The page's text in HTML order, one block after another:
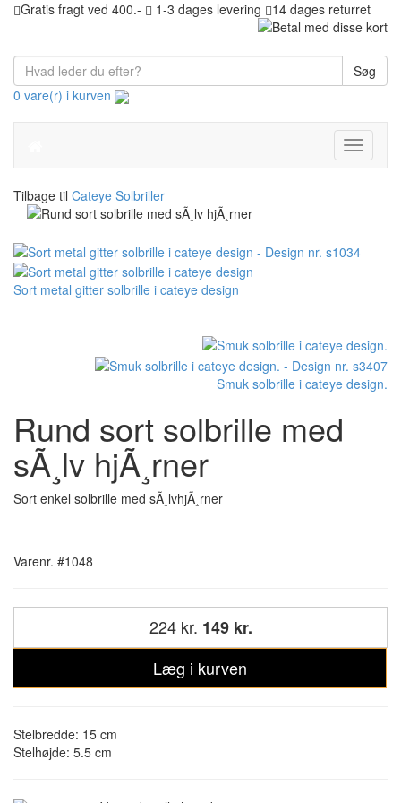
Gratis fragt ved 400.- 1-3 dages levering 14 dages returret
Søg
0 vare(r) i kurven
Toggle
Tilbage til Cateye Solbriller
Sort metal gitter solbrille i cateye design
Smuk solbrille i cateye design.
Rund sort solbrille med
sÃ¸lv hjÃ¸rner
Sort enkel solbrille med sÃ¸lvhjÃ¸rner
Varenr. #1048
224 kr. 149 kr.
Læg i kurven
Stelbredde: 15 cm
Stelhøjde: 5.5 cm